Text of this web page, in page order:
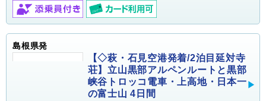
島根県発
【◇萩・石見空港発着/2泊目延対寺
荘】立山黒部アルペンルートと黒部
峡谷トロッコ電車・上高地・日本一
の富士山 4日間